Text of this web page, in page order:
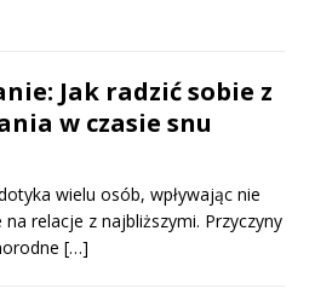
Jak radzić sobie z
w czasie snu
wielu osób, wpływając nie
relacje z najbliższymi. Przyczyny
[…]